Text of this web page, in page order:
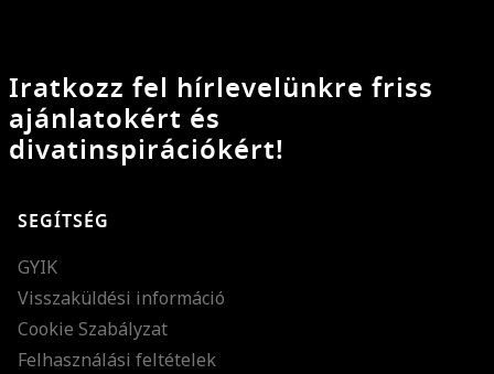
Iratkozz fel hírlevelünkre friss
ajánlatokért és
divatinspirációkért!
SEGÍTSÉG
GYIK
Visszaküldési információ
Cookie Szabályzat
Felhasználási feltételek